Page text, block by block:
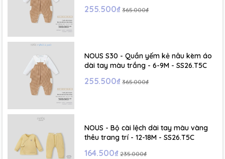
255.500₫ 365.000₫
NOUS S30 - Quần yếm kẻ nâu kèm áo
dài tay màu trắng - 6-9M - SS26.T5C
255.500₫ 365.000₫
NOUS - Bộ cài lệch dài tay màu vàng
thêu trang trí - 12-18M - SS26.T5C
164.500₫ 235.000₫